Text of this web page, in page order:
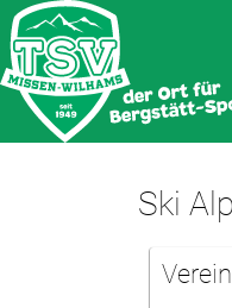
Ski